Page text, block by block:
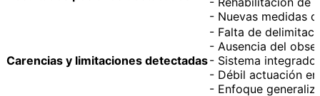
- Nuevas medidas
Carencias y limitaciones detectadas
- Falta de
- Ausencia del
- Sistema
- Débil actuación
- Enfoque